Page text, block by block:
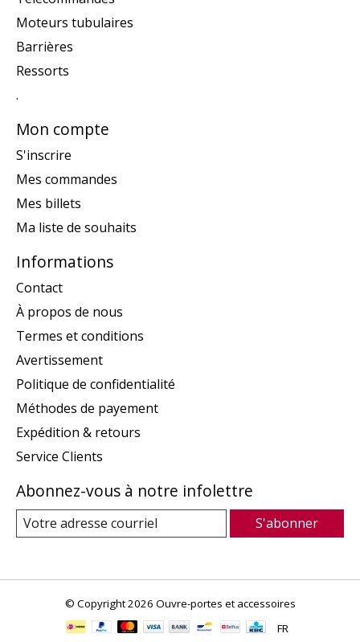
Moteurs tubulaires
Barrières
Ressorts
.
Mon compte
S'inscrire
Mes commandes
Mes billets
Ma liste de souhaits
Informations
Contact
À propos de nous
Termes et conditions
Avertissement
Politique de confidentialité
Méthodes de payement
Expédition & retours
Service Clients
Abonnez-vous à notre infolettre
S'abonner
© Copyright 2026 Ouvre-portes et accessoires
FR